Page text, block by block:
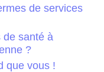
de services
de santé à
?
que vous !